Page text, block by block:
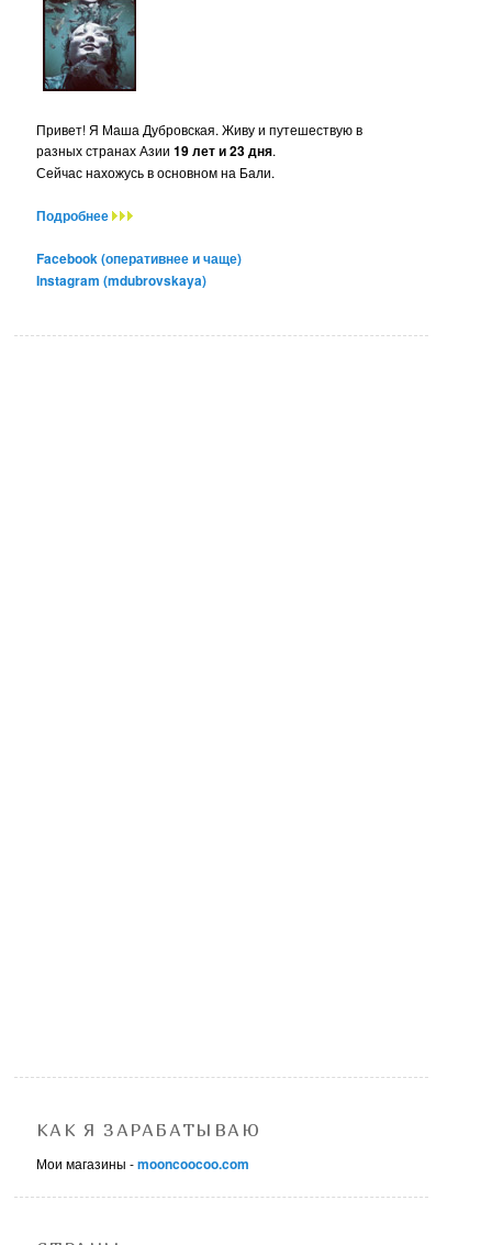
Привет! Я Маша Дубровская. Живу и путешествую в
разных странах Азии19 лет и 23 дня.
Сейчас нахожусь в основном на Бали.
Подробнее
Facebook (оперативнее и чаще)
Instagram (mdubrovskaya)
КАК Я ЗАРАБАТЫВАЮ
Мои магазины -mooncoocoo.com